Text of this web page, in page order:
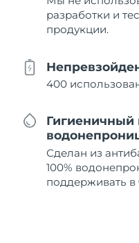
разработки и
продукции.
400
Гигиеничный
Сделан из
100%
поддерживать в